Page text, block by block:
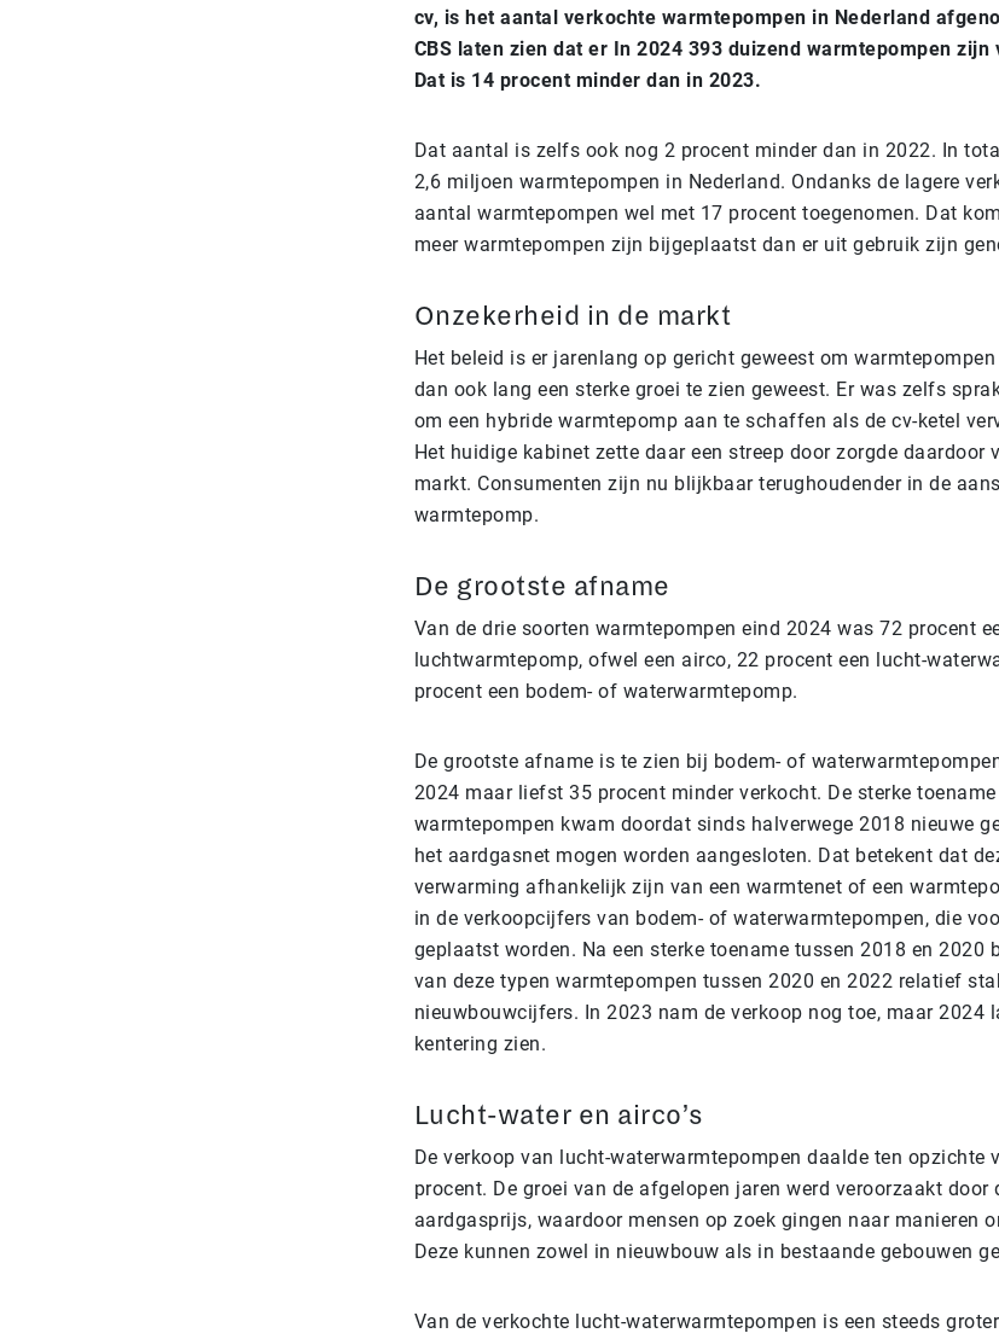
cv, is het aantal verkochte warmtepompen in Nederland
CBS laten zien dat er In 2024 393 duizend warmtepompen
Dat is 14 procent minder dan in 2023.
Dat aantal is zelfs ook nog 2 procent minder dan in 2022. In
2,6 miljoen warmtepompen in Nederland. Ondanks de lagere
aantal warmtepompen wel met 17 procent toegenomen. Dat
meer warmtepompen zijn bijgeplaatst dan er uit gebruik zijn
Onzekerheid in de markt
Het beleid is er jarenlang op gericht geweest om
dan ook lang een sterke groei te zien geweest. Er was zelfs
om een hybride warmtepomp aan te schaffen als de cv-ketel
Het huidige kabinet zette daar een streep door zorgde daardoor
markt. Consumenten zijn nu blijkbaar terughoudender in de
warmtepomp.
De grootste afname
Van de drie soorten warmtepompen eind 2024 was 72 procent
luchtwarmtepomp, ofwel een airco, 22 procent een lucht-
procent een bodem- of waterwarmtepomp.
De grootste afname is te zien bij bodem- of
2024 maar liefst 35 procent minder verkocht. De sterke
warmtepompen kwam doordat sinds halverwege 2018 nieuwe
het aardgasnet mogen worden aangesloten. Dat betekent dat
verwarming afhankelijk zijn van een warmtenet of een
in de verkoopcijfers van bodem- of waterwarmtepompen, die
geplaatst worden. Na een sterke toename tussen 2018 en 2020
van deze typen warmtepompen tussen 2020 en 2022 relatief
nieuwbouwcijfers. In 2023 nam de verkoop nog toe, maar 2024
kentering zien.
Lucht-water en airco’s
De verkoop van lucht-waterwarmtepompen daalde ten opzichte
procent. De groei van de afgelopen jaren werd veroorzaakt door
aardgasprijs, waardoor mensen op zoek gingen naar manieren
Deze kunnen zowel in nieuwbouw als in bestaande gebouwen
Van de verkochte lucht-waterwarmtepompen is een steeds